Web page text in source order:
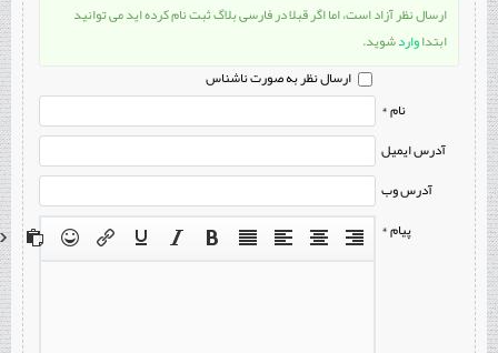
ارسال نظر آزاد است، اما اگر قبلا در فارسی بلاگ ثبت نام کرده اید می توانید
ابتداواردشوید.
ارسال نظر به صورت ناشناس
نام *
آدرس ایمیل
آدرس وب
پیام *